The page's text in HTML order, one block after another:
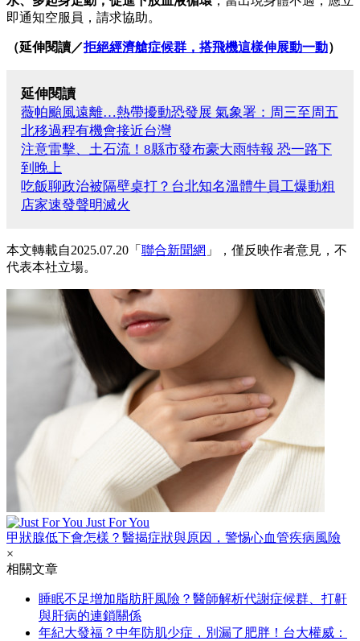
即通知空服員，請求協助。
（延伸閱讀／拒絕經濟艙症候群，搭飛機這樣伸展動一動）
延伸閱讀
薇帕颱風遠離…熱帶擾動恐發展 氣象署：周三至周五
北移過程有機會接近台灣
注意雷擊、土石流！8縣市發布豪大雨特報 恐一路下
到晚上
吃飯聊政治被隔壁桌打？台北知名溫體牛員工爆動粗
店家速發聲明滅火
本文轉載自2025.07.20「 聯合新聞網 」，僅反映作者意見，不
代表本社立場。
Just For You
甲狀腺低下會怎樣？醫揭症狀與原因，警惕心血管疾病風險
×
相關文章
睡眠不足增加脂肪肝風險？醫師解析代謝症候群、打鼾
與肝病的連鎖關係
年紀大發福？中年防肌少症，別漏了肥胖！台大權威：